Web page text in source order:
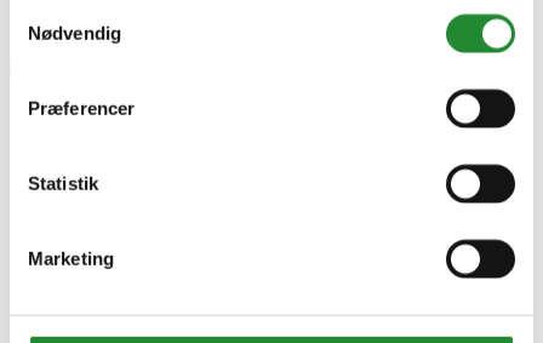
Nødvendig
Præferencer
Statistik
Marketing
Ingen kundeanmeldelser for øjeblikket